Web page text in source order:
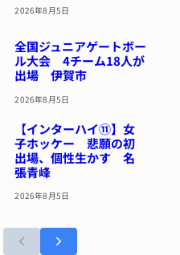
2026年8月5日
全国ジュニアゲートボー
ル大会 4チーム18人が
出場 伊賀市
2026年8月5日
【インターハイ⑪】女
子ホッケー 悲願の初
出場、個性生かす 名
張青峰
2026年8月5日